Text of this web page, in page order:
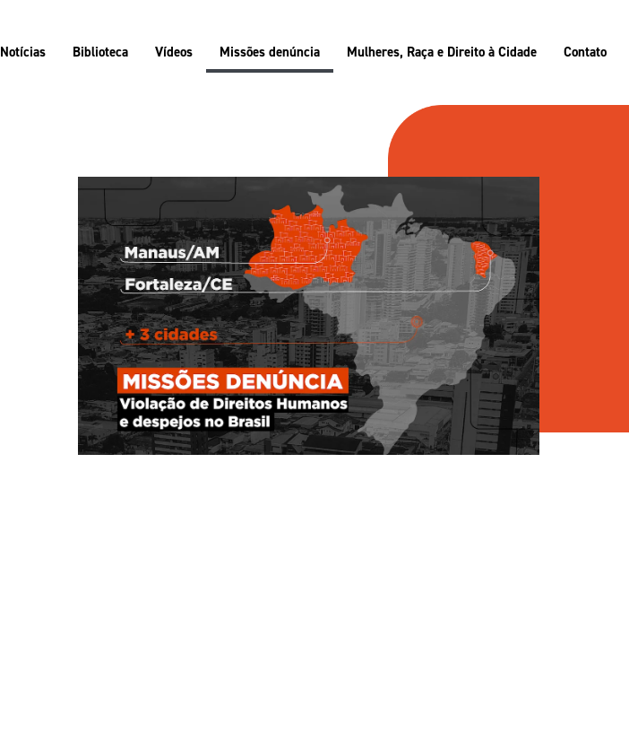
Notícias Biblioteca Vídeos Missões denúncia Mulheres, Raça e Direito à Cidade Contato